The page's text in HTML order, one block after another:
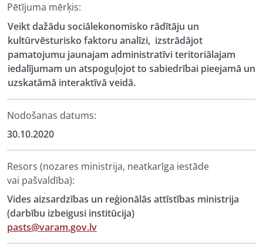
Pētījuma mērķis:
Veikt dažādu sociālekonomisko rādītāju un
kultūrvēsturisko faktoru analīzi, izstrādājot
pamatojumu jaunajam administratīvi teritoriālajam
iedalījumam un atspoguļojot to sabiedrībai pieejamā un
uzskatāmā interaktīvā veidā.
Nodošanas datums:
30.10.2020
Resors (nozares ministrija, neatkarīga iestāde
vai pašvaldība):
Vides aizsardzības un reģionālās attīstības ministrija
(darbību izbeigusi institūcija)
pasts@varam.gov.lv